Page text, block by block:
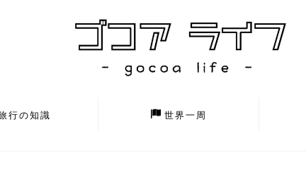
行の知識 世界一周